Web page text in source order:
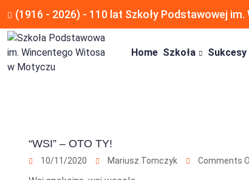
(1916 - 2026) - 110 lat Szkoły Podstawowej
Home Szkoła Sukcesy
“WSI” – OTO TY!
10/11/2020 Mariusz Tomczyk Comments